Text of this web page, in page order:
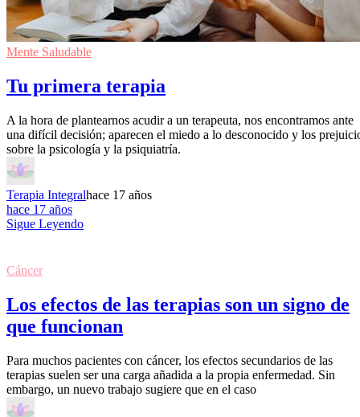
Mente Saludable
Tu primera terapia
A la hora de plantearnos acudir a un terapeuta, nos encontramos ante
una difícil decisión; aparecen el miedo a lo desconocido y los
sobre la psicología y la psiquiatría.
Terapia Integralhace 17 años
hace 17 años
Sigue Leyendo
Cáncer
Los efectos de las terapias son un signo de
que funcionan
Para muchos pacientes con cáncer, los efectos secundarios de las
terapias suelen ser una carga añadida a la propia enfermedad. Sin
embargo, un nuevo trabajo sugiere que en el caso